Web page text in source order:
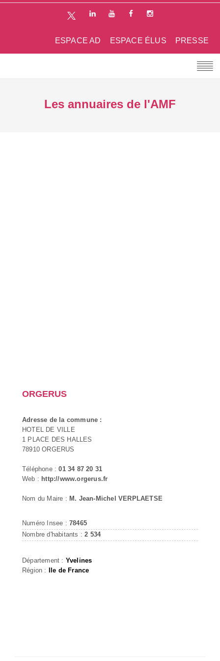
PRESSE
ESPACE ÉLUS
ESPACE AD
Les annuaires de l'AMF
ORGERUS
Adresse de la commune :
HOTEL DE VILLE
1 PLACE DES HALLES
78910 ORGERUS
Téléphone :01 34 87 20 31
Web : http://www.orgerus.fr
Nom du Maire : M. Jean-Michel VERPLAETSE
Numéro Insee : 78465
Nombre d'habitants :2 534
Département : Yvelines
Région : Ile de France